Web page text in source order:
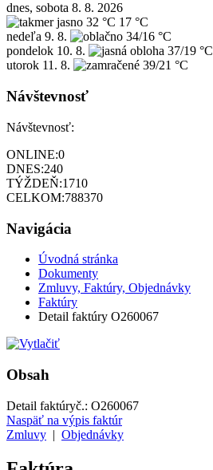
dnes, sobota 8. 8. 2026
32 °C 17 °C
nedeľa 9. 8.
34/16 °C
pondelok 10. 8.
37/19 °C
utorok 11. 8. 39/21 °C
Návštevnosť
Návštevnosť:
ONLINE:0
DNES:240
TÝŽDEŇ:1710
CELKOM:788370
Navigácia
Úvodná stránka
Dokumenty
Zmluvy, Faktúry, Objednávky
Faktúry
Detail faktúry O260067
Obsah
Detail faktúryč.: O260067
Naspäť na výpis faktúr
Zmluvy | Objednávky